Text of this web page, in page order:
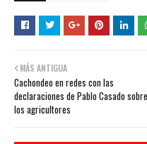
MÁS ANTIGUA
Cachondeo en redes con las
declaraciones de Pablo Casado sobre
los agricultores